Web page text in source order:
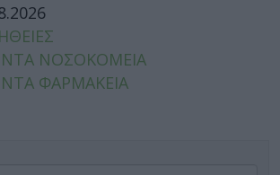
ΝΟΣΟΚΟΜΕΙΑ
ΦΑΡΜΑΚΕΙΑ